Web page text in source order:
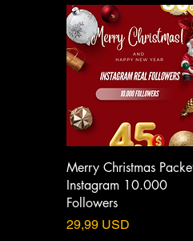
Merry Christmas
Instagram 10.000
Followers
Cena
29,99 USD